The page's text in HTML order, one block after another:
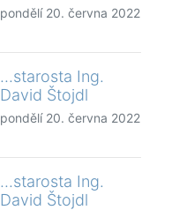
pondělí 20. června 2022
...starosta Ing.
David Štojdl
pondělí 20. června 2022
...starosta Ing.
David Štojdl